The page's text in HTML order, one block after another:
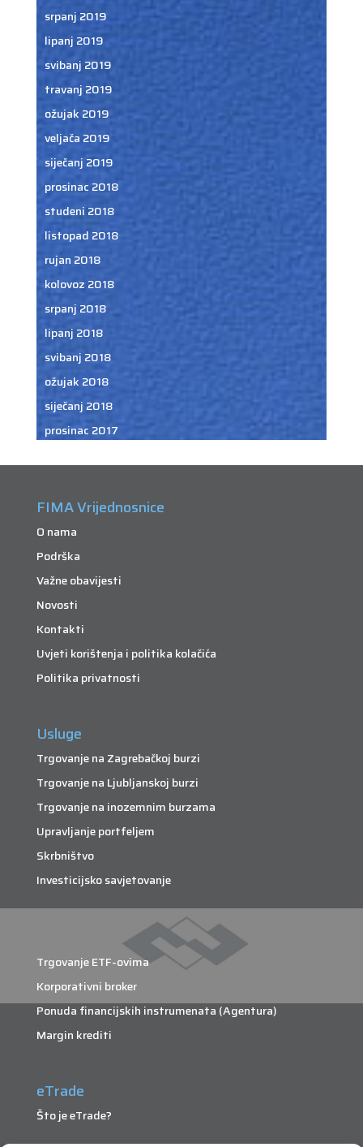
srpanj 2019
lipanj 2019
svibanj 2019
travanj 2019
ožujak 2019
veljača 2019
siječanj 2019
prosinac 2018
studeni 2018
listopad 2018
rujan 2018
kolovoz 2018
srpanj 2018
lipanj 2018
svibanj 2018
ožujak 2018
siječanj 2018
prosinac 2017
FIMA Vrijednosnice
O nama
Podrška
Važne obavijesti
Novosti
Kontakti
Uvjeti korištenja i politika kolačića
Politika privatnosti
Usluge
Trgovanje na Zagrebačkoj burzi
Trgovanje na Ljubljanskoj burzi
Trgovanje na inozemnim burzama
Upravljanje portfeljem
Skrbništvo
Investicijsko savjetovanje
Trgovanje ETF-ovima
Korporativni broker
Ponuda financijskih instrumenata (Agentura)
Margin krediti
eTrade
Što je eTrade?